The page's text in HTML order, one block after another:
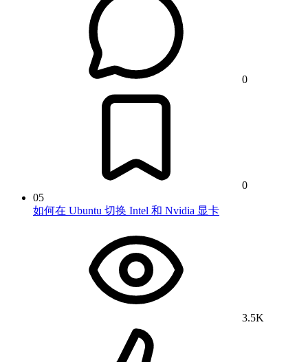
0
0
05
如何在 Ubuntu 切换 Intel 和 Nvidia 显卡
3.5K